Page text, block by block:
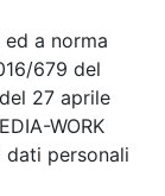
a norma
679 del
27 aprile
WORK
dati personali